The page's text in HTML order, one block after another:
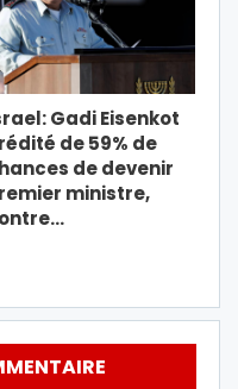
Gadi Eisenkot
de 59% de
de devenir
ministre,